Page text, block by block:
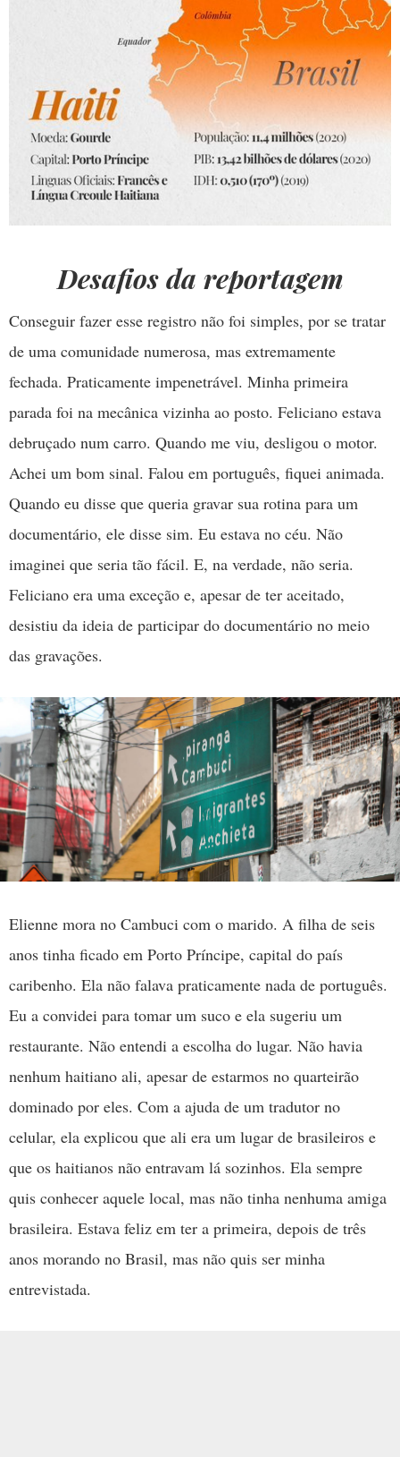
Desafios da reportagem
Conseguir fazer esse registro não foi simples, por se tratar
de uma comunidade numerosa, mas extremamente
fechada. Praticamente impenetrável. Minha primeira
parada foi na mecânica vizinha ao posto. Feliciano estava
debruçado num carro. Quando me viu, desligou o motor.
Achei um bom sinal. Falou em português, fiquei animada.
Quando eu disse que queria gravar sua rotina para um
documentário, ele disse sim. Eu estava no céu. Não
imaginei que seria tão fácil. E, na verdade, não seria.
Feliciano era uma exceção e, apesar de ter aceitado,
desistiu da ideia de participar do documentário no meio
das gravações.
Elienne mora no Cambuci com o marido. A filha de seis
anos tinha ficado em Porto Príncipe, capital do país
caribenho. Ela não falava praticamente nada de português.
Eu a convidei para tomar um suco e ela sugeriu um
restaurante. Não entendi a escolha do lugar. Não havia
nenhum haitiano ali, apesar de estarmos no quarteirão
dominado por eles. Com a ajuda de um tradutor no
celular, ela explicou que ali era um lugar de brasileiros e
que os haitianos não entravam lá sozinhos. Ela sempre
quis conhecer aquele local, mas não tinha nenhuma amiga
brasileira. Estava feliz em ter a primeira, depois de três
anos morando no Brasil, mas não quis ser minha
entrevistada.